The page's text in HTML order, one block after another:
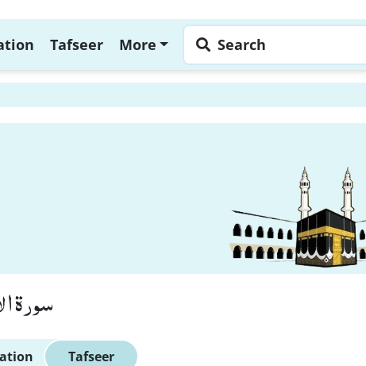
Tafseer More Search
سورة
Tafseer